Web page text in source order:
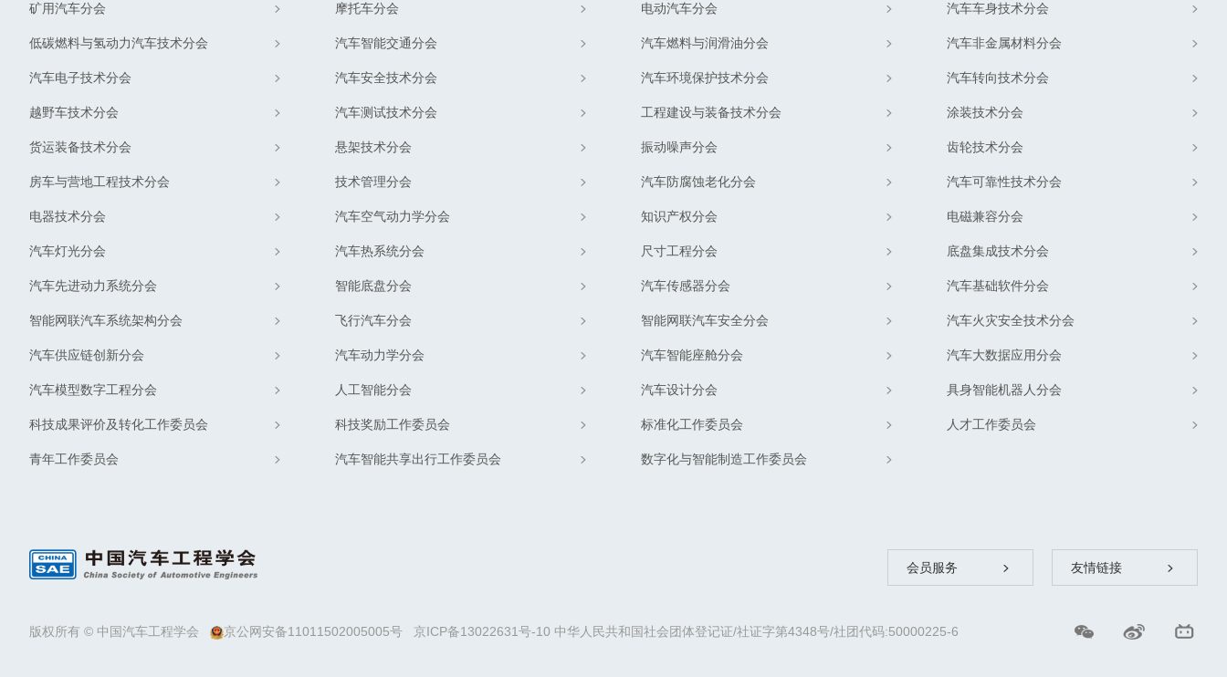
矿用汽车分会 摩托车分会 电动汽车分会 汽车车身技术分会
低碳燃料与氢动力汽车技术分会 汽车智能交通分会 汽车燃料与润滑油分会 汽车非金属材料分会
汽车电子技术分会 汽车安全技术分会 汽车环境保护技术分会 汽车转向技术分会
越野车技术分会 汽车测试技术分会 工程建设与装备技术分会 涂装技术分会
货运装备技术分会 悬架技术分会 振动噪声分会 齿轮技术分会
房车与营地工程技术分会 技术管理分会 汽车防腐蚀老化分会 汽车可靠性技术分会
电器技术分会 汽车空气动力学分会 知识产权分会 电磁兼容分会
汽车灯光分会 汽车热系统分会 尺寸工程分会 底盘集成技术分会
汽车先进动力系统分会 智能底盘分会 汽车传感器分会 汽车基础软件分会
智能网联汽车系统架构分会 飞行汽车分会 智能网联汽车安全分会 汽车火灾安全技术分会
汽车供应链创新分会 汽车动力学分会 汽车智能座舱分会 汽车大数据应用分会
汽车模型数字工程分会 人工智能分会 汽车设计分会 具身智能机器人分会
科技成果评价及转化工作委员会 科技奖励工作委员会 标准化工作委员会 人才工作委员会
青年工作委员会 汽车智能共享出行工作委员会 数字化与智能制造工作委员会
友情链接
会员服务
版权所有 © 中国汽车工程学会 京公网安备11011502005005号 京ICP备13022631号-10 中华人民共和国社会团体登记证/社证字第4348号/社团代码:50000225-6